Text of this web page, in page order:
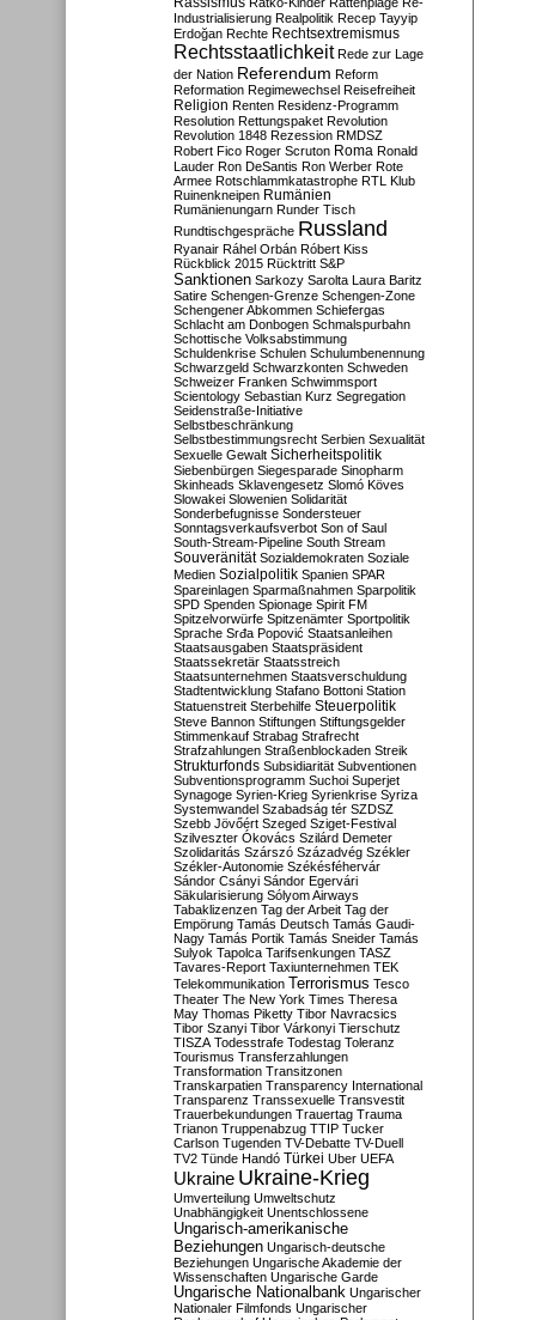
Industrialisierung Realpolitik Recep Tayyip
Erdoğan Rechte Rechtsextremismus
Rechtsstaatlichkeit Rede zur Lage
der Nation Referendum Reform
Reformation Regimewechsel Reisefreiheit
Religion Renten Residenz-Programm
Resolution Rettungspaket Revolution
Revolution 1848 Rezession RMDSZ
Robert Fico Roger Scruton Roma Ronald
Lauder Ron DeSantis Ron Werber Rote
Armee Rotschlammkatastrophe RTL Klub
Ruinenkneipen Rumänien
Rumänienungarn Runder Tisch
Rundtischgespräche Russland
Ryanair Ráhel Orbán Róbert Kiss
Rückblick 2015 Rücktritt S&P
Sanktionen Sarkozy Sarolta Laura Baritz
Satire Schengen-Grenze Schengen-Zone
Schengener Abkommen Schiefergas
Schlacht am Donbogen Schmalspurbahn
Schottische Volksabstimmung
Schuldenkrise Schulen Schulumbenennung
Schwarzgeld Schwarzkonten Schweden
Schweizer Franken Schwimmsport
Scientology Sebastian Kurz Segregation
Seidenstraße-Initiative
Selbstbeschränkung
Selbstbestimmungsrecht Serbien Sexualität
Sexuelle Gewalt Sicherheitspolitik
Siebenbürgen Siegesparade Sinopharm
Skinheads Sklavengesetz Slomó Köves
Slowakei Slowenien Solidarität
Sonderbefugnisse Sondersteuer
Sonntagsverkaufsverbot Son of Saul
South-Stream-Pipeline South Stream
Souveränität Sozialdemokraten Soziale
Medien Sozialpolitik Spanien SPAR
Spareinlagen Sparmaßnahmen Sparpolitik
SPD Spenden Spionage Spirit FM
Spitzelvorwürfe Spitzenämter Sportpolitik
Sprache Srđa Popović Staatsanleihen
Staatsausgaben Staatspräsident
Staatssekretär Staatsstreich
Staatsunternehmen Staatsverschuldung
Stadtentwicklung Stafano Bottoni Station
Statuenstreit Sterbehilfe Steuerpolitik
Steve Bannon Stiftungen Stiftungsgelder
Stimmenkauf Strabag Strafrecht
Strafzahlungen Straßenblockaden Streik
Strukturfonds Subsidiarität Subventionen
Subventionsprogramm Suchoi Superjet
Synagoge Syrien-Krieg Syrienkrise Syriza
Systemwandel Szabadság tér SZDSZ
Szebb Jövőért Szeged Sziget-Festival
Szilveszter Ókovács Szilárd Demeter
Szolidaritás Szárszó Századvég Székler
Székler-Autonomie Székésféhervár
Sándor Csányi Sándor Egervári
Säkularisierung Sólyom Airways
Tabaklizenzen Tag der Arbeit Tag der
Empörung Tamás Deutsch Tamás Gaudi-
Nagy Tamás Portik Tamás Sneider Tamás
Sulyok Tapolca Tarifsenkungen TASZ
Tavares-Report Taxiunternehmen TEK
Telekommunikation Terrorismus Tesco
Theater The New York Times Theresa
May Thomas Piketty Tibor Navracsics
Tibor Szanyi Tibor Várkonyi Tierschutz
TISZA Todesstrafe Todestag Toleranz
Tourismus Transferzahlungen
Transformation Transitzonen
Transkarpatien Transparency International
Transparenz Transsexuelle Transvestit
Trauerbekundungen Trauertag Trauma
Trianon Truppenabzug TTIP Tucker
Carlson Tugenden TV-Debatte TV-Duell
TV2 Tünde Handó Türkei Uber UEFA
Ukraine Ukraine-Krieg
Umverteilung Umweltschutz
Unabhängigkeit Unentschlossene
Ungarisch-amerikanische
Beziehungen Ungarisch-deutsche
Beziehungen Ungarische Akademie der
Wissenschaften Ungarische Garde
Ungarische Nationalbank Ungarischer
Nationaler Filmfonds Ungarischer